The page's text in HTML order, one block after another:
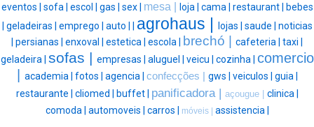
eventos | sofa | escol | gas | sex | mesa | loja | cama | restaurant |
bebes
geladeiras | emprego | auto | agrohaus | lojas | saude | noticias
persianas | enxoval | estetica | escola | brechó | cafeteria | taxi |
geladeira | sofas | empresas | aluguel | veicu | cozinha | comercio
academia | fotos | agencia | confecções | gws | veiculos | guia |
restaurante | cliomed | buffet | panificadora | açougue | clinica |
comoda | automoveis | carros | móveis | assistencia |